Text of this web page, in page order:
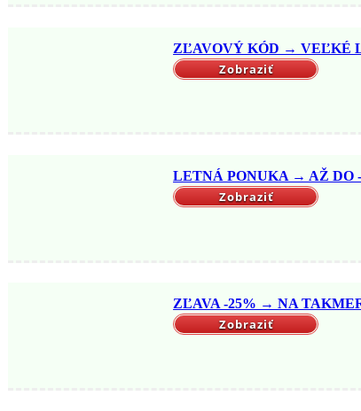
ZĽAVOVÝ KÓD → VEĽKÉ
Zobraziť
LETNÁ PONUKA → AŽ DO -
Zobraziť
ZĽAVA -25% → NA
Zobraziť